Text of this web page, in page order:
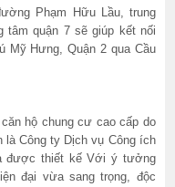
Phạm Hữu Lầu, trung
quận 7 sẽ giúp kết nối
Mỹ Hưng, Quận 2 qua Cầu
hộ chung cư cao cấp do
Công ty Dịch vụ Công ích
được thiết kế Với ý tưởng
đại vừa sang trọng, độc